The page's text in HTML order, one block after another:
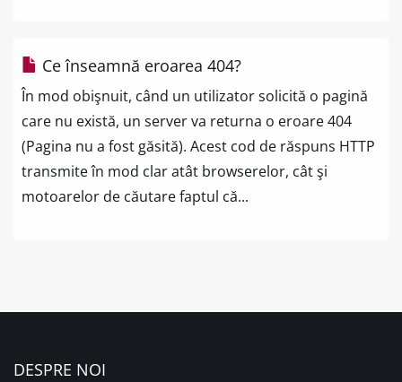
Ce înseamnă eroarea 404?
În mod obişnuit, când un utilizator solicită o pagină
care nu există, un server va returna o eroare 404
(Pagina nu a fost găsită). Acest cod de răspuns HTTP
transmite în mod clar atât browserelor, cât şi
motoarelor de căutare faptul că...
DESPRE NOI